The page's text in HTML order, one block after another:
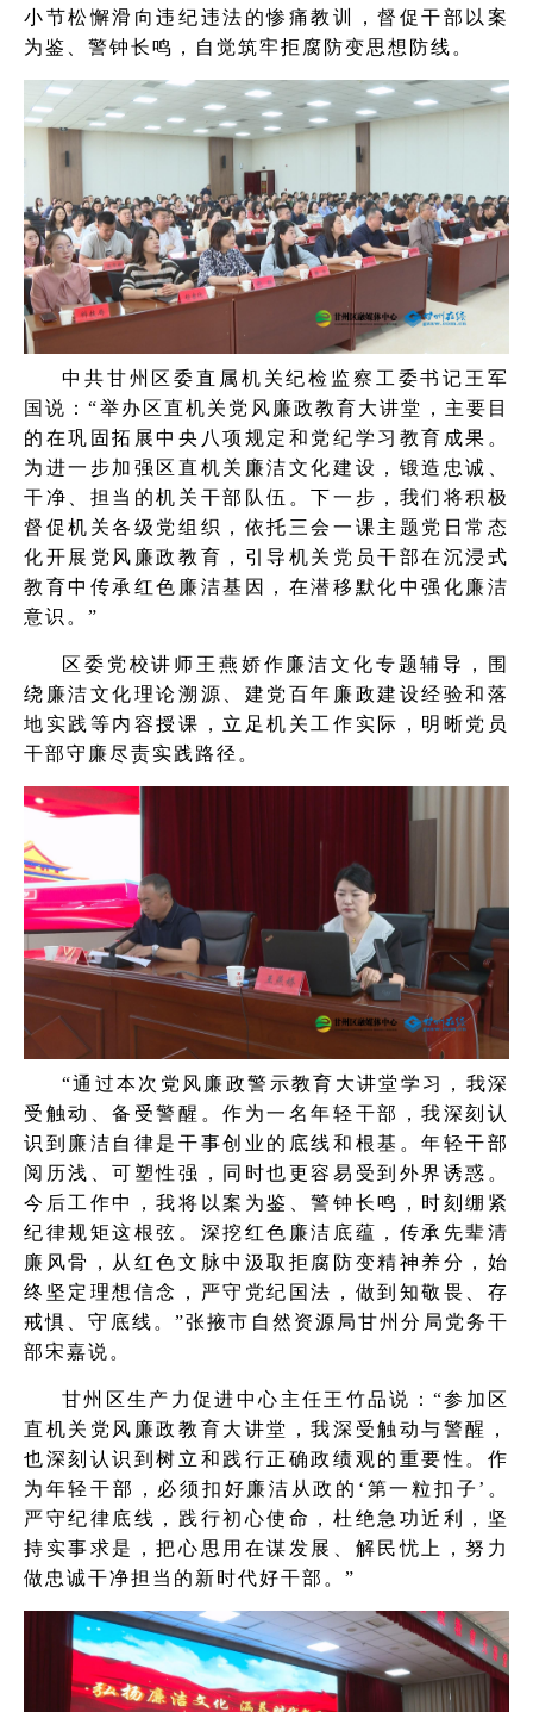
小节松懈滑向违纪违法的惨痛教训，督促干部以案
为鉴、警钟长鸣，自觉筑牢拒腐防变思想防线。
中共甘州区委直属机关纪检监察工委书记王军
国说：“举办区直机关党风廉政教育大讲堂，主要目
的在巩固拓展中央八项规定和党纪学习教育成果。
为进一步加强区直机关廉洁文化建设，锻造忠诚、
干净、担当的机关干部队伍。下一步，我们将积极
督促机关各级党组织，依托三会一课主题党日常态
化开展党风廉政教育，引导机关党员干部在沉浸式
教育中传承红色廉洁基因，在潜移默化中强化廉洁
意识。”
区委党校讲师王燕娇作廉洁文化专题辅导，围
绕廉洁文化理论溯源、建党百年廉政建设经验和落
地实践等内容授课，立足机关工作实际，明晰党员
干部守廉尽责实践路径。
“通过本次党风廉政警示教育大讲堂学习，我深
受触动、备受警醒。作为一名年轻干部，我深刻认
识到廉洁自律是干事创业的底线和根基。年轻干部
阅历浅、可塑性强，同时也更容易受到外界诱惑。
今后工作中，我将以案为鉴、警钟长鸣，时刻绷紧
纪律规矩这根弦。深挖红色廉洁底蕴，传承先辈清
廉风骨，从红色文脉中汲取拒腐防变精神养分，始
终坚定理想信念，严守党纪国法，做到知敬畏、存
戒惧、守底线。”张掖市自然资源局甘州分局党务干
部宋嘉说。
甘州区生产力促进中心主任王竹品说：“参加区
直机关党风廉政教育大讲堂，我深受触动与警醒，
也深刻认识到树立和践行正确政绩观的重要性。作
为年轻干部，必须扣好廉洁从政的‘第一粒扣子’。
严守纪律底线，践行初心使命，杜绝急功近利，坚
持实事求是，把心思用在谋发展、解民忧上，努力
做忠诚干净担当的新时代好干部。”